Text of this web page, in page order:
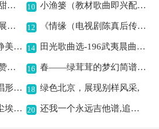
恋爱的味道歌曲简谱,甜蜜滋味满心间 10 小渔篓（教材歌曲即兴配弹）简谱,描绘渔家悠然画面
滨海强军梦歌曲简谱,展现海防壮志情 12 《情缘（电视剧陈真后传主题歌）》歌曲简谱,经典的电视剧主题曲
月亮出来了简谱，宁静美好之曲, 14 田光歌曲选-196武夷晨曲歌曲简谱,展现武夷清晨之美
老师，美的天使简谱,赞美老师的动人旋律 16 春——绿茸茸的梦幻简谱,描绘美好少年梦
凤凰女简谱，独特演唱形式, 18 绿色北京，展现别样风采,
我可以抱你吗（寂寞尘埃编配版）吉他谱六线谱,唱出寂寞深情 20 还我一个永远吉他谱,追忆永恒之爱恋